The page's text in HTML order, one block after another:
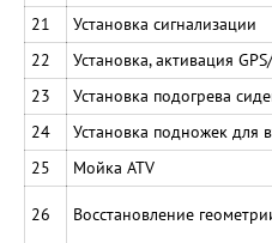
21
Установка сигнализации
22
Установка, активация
23
Установка подогрева
24
Установка подножек для
25
Мойка ATV
26 Восстановление